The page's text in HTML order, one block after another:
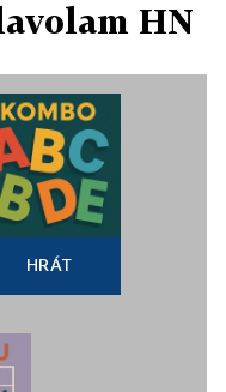
HN
HRÁT